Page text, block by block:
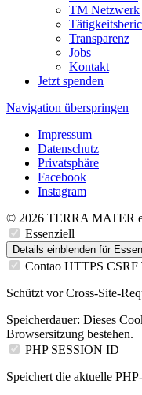
TM Netzwerk
Transparenz
Jobs
Kontakt
Jetzt spenden
Navigation überspringen
Impressum
Datenschutz
Privatsphäre
Facebook
Instagram
© 2026 TERRA MATER
Essenziell
Details einblenden für
Contao HTTPS CSRF
Schützt vor Cross-Site-
Speicherdauer: Dieses
Browsersitzung bestehen.
PHP SESSION ID
Speichert die aktuelle